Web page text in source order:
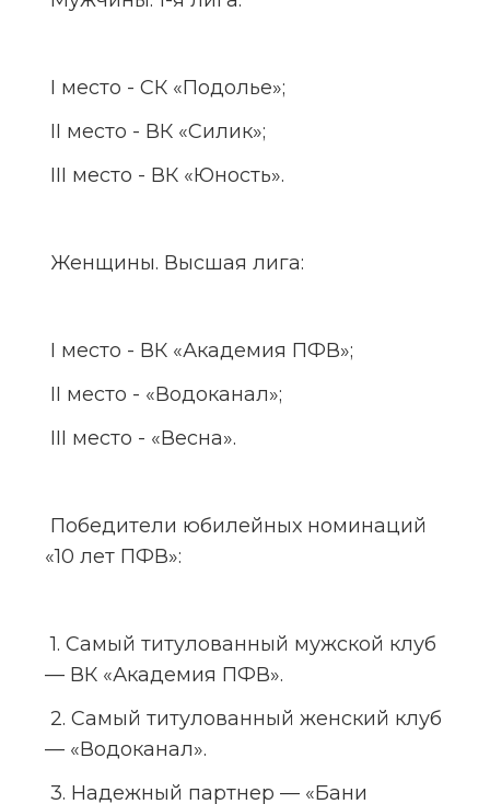
I место - СК «Подолье»;
II место - ВК «Силик»;
III место - ВК «Юность».
Женщины. Высшая лига:
I место - ВК «Академия ПФВ»;
II место - «Водоканал»;
III место - «Весна».
«10 лет ПФВ»:
1. Самый титулованный мужской клуб
— ВК «Академия ПФВ».
— «Водоканал».